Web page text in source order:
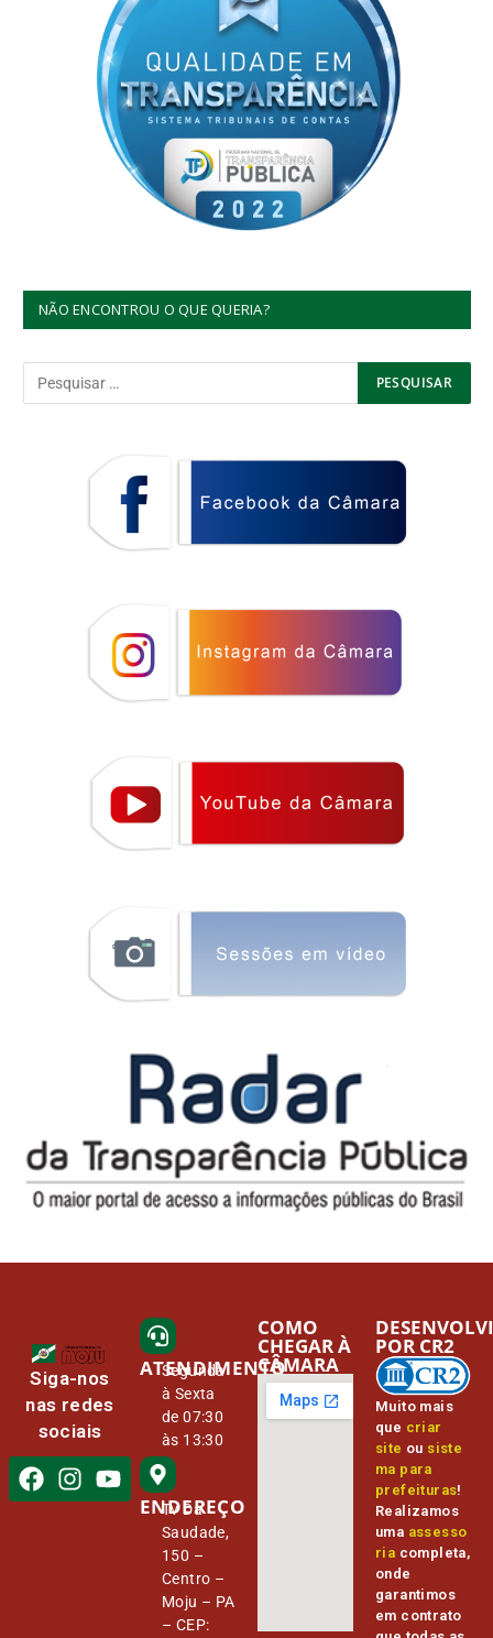
NÃO ENCONTROU O QUE QUERIA?
Siga-nos
nas redes
sociais
ATENDIMENTO
Segunda
à Sexta
de 07:30
às 13:30
ENDEREÇO
Tv Da
Saudade,
150 –
Centro –
Moju – PA
– CEP:
COMO
CHEGAR À
CÂMARA
Muito mais
que criar
site ou siste
ma para
prefeituras!
Realizamos
uma assesso
ria completa,
onde
garantimos
em contrato
POR CR2